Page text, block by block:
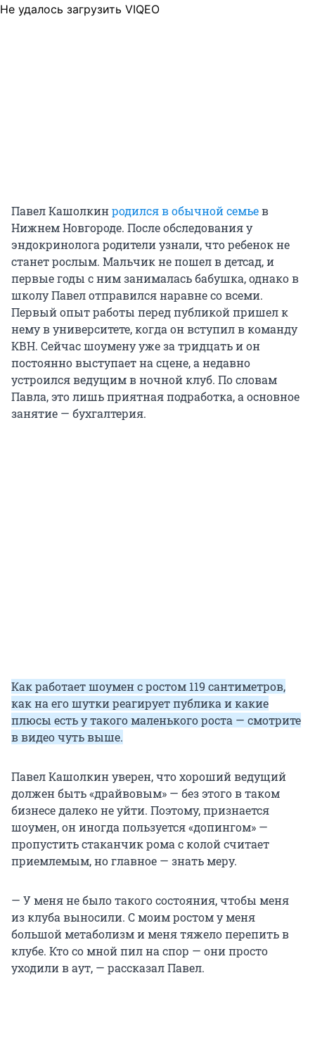
Не удалось загрузить VIQEO
Павел Кашолкинродился в обычной семьев
Нижнем Новгороде. После обследования у
эндокринолога родители узнали, что ребенок не
станет рослым. Мальчик не пошел в детсад, и
первые годы с ним занималась бабушка, однако в
школу Павел отправился наравне со всеми.
Первый опыт работы перед публикой пришел к
нему в университете, когда он вступил в команду
КВН. Сейчас шоумену уже за тридцать и он
постоянно выступает на сцене, а недавно
устроился ведущим в ночной клуб. По словам
Павла, это лишь приятная подработка, а основное
занятие — бухгалтерия.
Как работает шоумен с ростом 119 сантиметров,
как на его шутки реагирует публика и какие
плюсы есть у такого маленького роста — смотрите
в видео чуть выше.
Павел Кашолкин уверен, что хороший ведущий
должен быть «драйвовым» — без этого в таком
бизнесе далеко не уйти. Поэтому, признается
шоумен, он иногда пользуется «допингом» —
пропустить стаканчик рома с колой считает
приемлемым, но главное — знать меру.
— У меня не было такого состояния, чтобы меня
из клуба выносили. С моим ростом у меня
большой метаболизм и меня тяжело перепить в
клубе. Кто со мной пил на спор — они просто
уходили в аут, — рассказал Павел.